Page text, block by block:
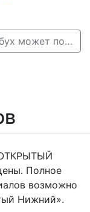
Авербух может показать шоу на открытии Ледового дворца на Стрелке →
ОТКРЫТЫЙ
Полное
возможно
Нижний».